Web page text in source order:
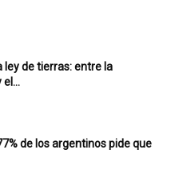
ley de tierras: entre la
de los argentinos pide que